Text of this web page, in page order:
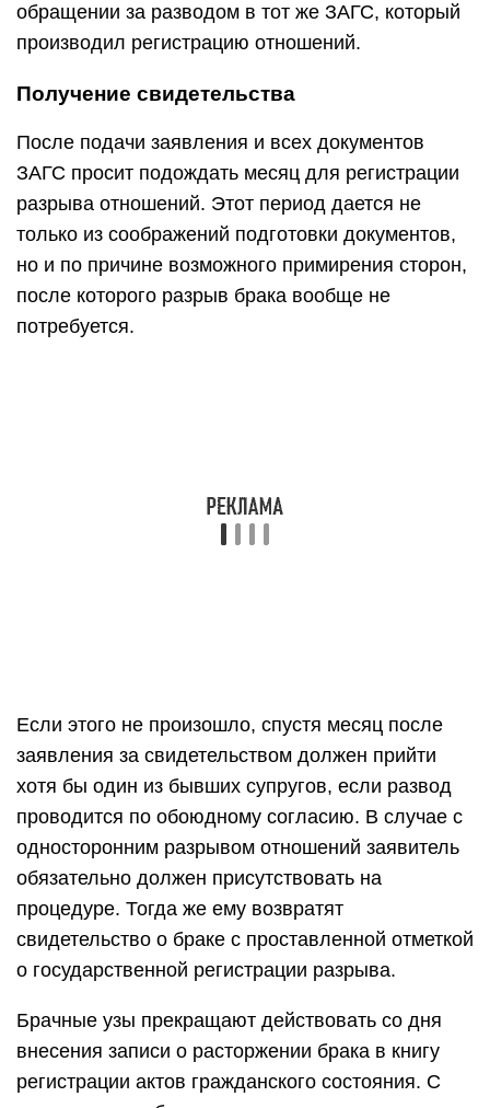
обращении за разводом в тот же ЗАГС, который
производил регистрацию отношений.
Получение свидетельства
После подачи заявления и всех документов
ЗАГС просит подождать месяц для регистрации
разрыва отношений. Этот период дается не
только из соображений подготовки документов,
но и по причине возможного примирения сторон,
после которого разрыв брака вообще не
потребуется.
Если этого не произошло, спустя месяц после
заявления за свидетельством должен прийти
хотя бы один из бывших супругов, если развод
проводится по обоюдному согласию. В случае с
односторонним разрывом отношений заявитель
обязательно должен присутствовать на
процедуре. Тогда же ему возвратят
свидетельство о браке с проставленной отметкой
о государственной регистрации разрыва.
Брачные узы прекращают действовать со дня
внесения записи о расторжении брака в книгу
регистрации актов гражданского состояния. С